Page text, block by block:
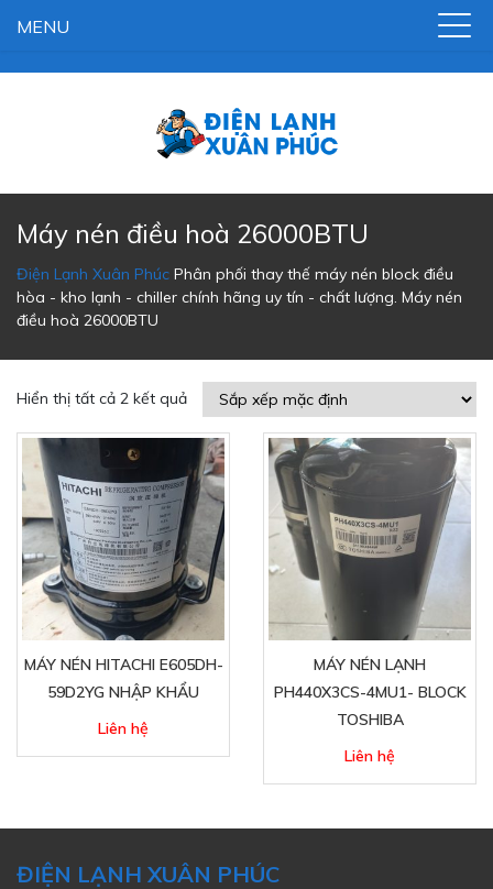
MENU
Máy nén điều hoà 26000BTU
Điện Lạnh Xuân Phúc Phân phối thay thế máy nén block điều
hòa - kho lạnh - chiller chính hãng uy tín - chất lượng. Máy nén
điều hoà 26000BTU
Hiển thị tất cả 2 kết quả
MÁY NÉN HITACHI E605DH-
59D2YG NHẬP KHẨU
Liên hệ
MÁY NÉN LẠNH
PH440X3CS-4MU1- BLOCK
TOSHIBA
Liên hệ
ĐIỆN LẠNH XUÂN PHÚC